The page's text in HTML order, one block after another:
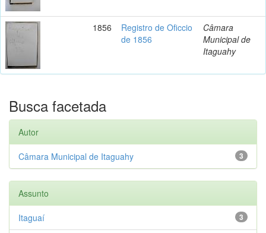
1856
Registro de Oficcio
de 1856
Câmara
Municipal de
Itaguahy
Busca facetada
Autor
3
Câmara Municipal de Itaguahy
Assunto
3
Itaguaí